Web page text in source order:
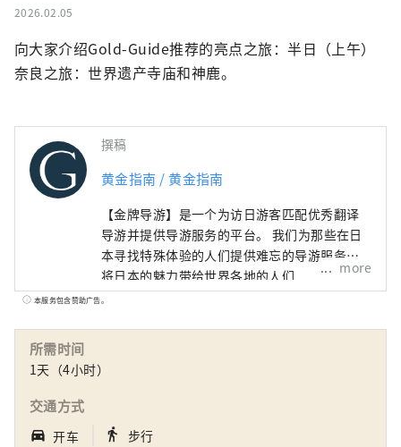
2026.02.05
向大家介绍Gold-Guide推荐的亮点之旅：半日（上午）
奈良之旅：世界遗产寺庙和神鹿。
撰稿
黄金指南 / 黄金指南
【金牌导游】是一个为访日游客匹配优秀翻译
导游并提供导游服务的平台。 我们为那些在日
本寻找特殊体验的人们提供难忘的导游服务。
将日本的魅力带给世界各地的人们
more
本服务包含赞助广告。
所需时间
1天（4小时）
交通方式
directions_car_filled 开车 directions_walk 步行